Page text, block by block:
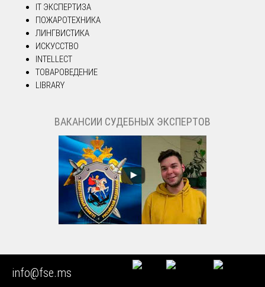
IT ЭКСПЕРТИЗА
ПОЖАРОТЕХНИКА
ЛИНГВИСТИКА
ИСКУССТВО
INTELLECT
ТОВАРОВЕДЕНИЕ
LIBRARY
ВАКАНСИИ СУДЕБНЫХ ЭКСПЕРТОВ
НАШИ ЭКСПЕРТНЫЕ МЕТОДИКИ
info@fse.ms